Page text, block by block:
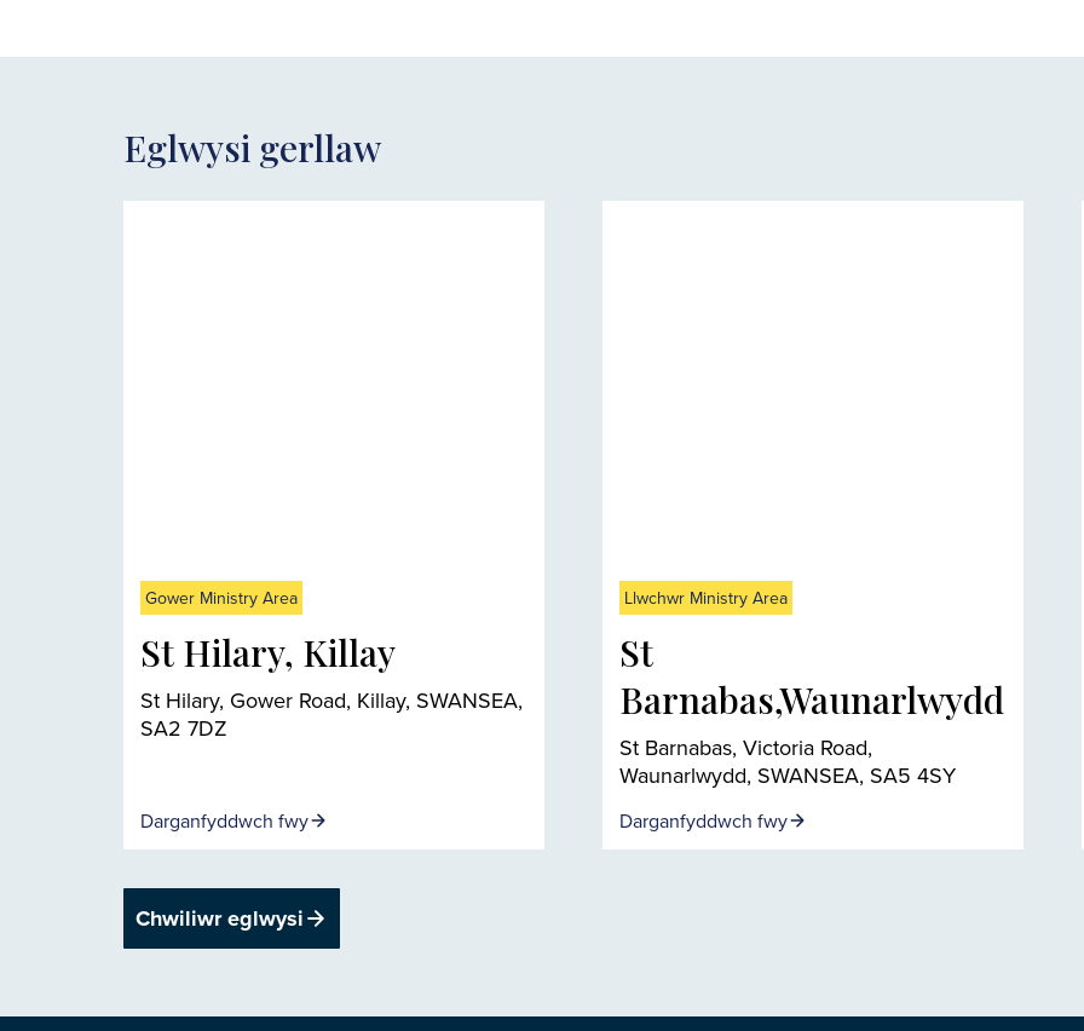
Eglwysi gerllaw
Gower Ministry Area
St Hilary, Killay
St Hilary, Gower Road, Killay, SWANSEA,
SA2 7DZ
Darganfyddwch fwy
Llwchwr Ministry Area
St
Barnabas,Waunarlwydd
St Barnabas, Victoria Road,
Waunarlwydd, SWANSEA, SA5 4SY
Darganfyddwch fwy
Chwiliwr eglwysi